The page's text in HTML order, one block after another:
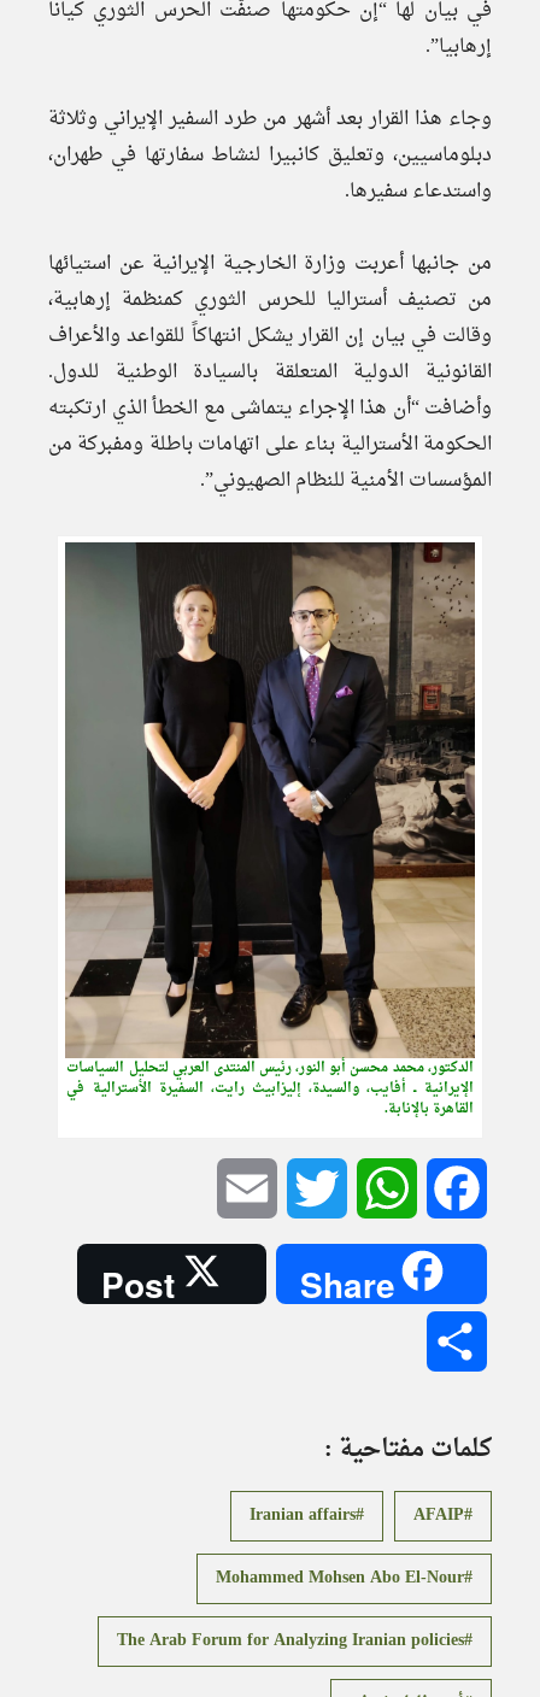
في بيان لها “إن حكومتها صنفّت الحرس الثوري كيانا
إرهابيا”.
وجاء هذا القرار بعد أشهر من طرد السفير الإيراني وثلاثة
دبلوماسيين، وتعليق كانبيرا لنشاط سفارتها في طهران،
واستدعاء سفيرها.
من جانبها أعربت وزارة الخارجية الإيرانية عن استيائها
من تصنيف أستراليا للحرس الثوري كمنظمة إرهابية،
وقالت في بيان إن القرار يشكل انتهاكاً للقواعد والأعراف
القانونية الدولية المتعلقة بالسيادة الوطنية للدول.
وأضافت “أن هذا الإجراء يتماشى مع الخطأ الذي ارتكبته
الحكومة الأسترالية بناء على اتهامات باطلة ومفبركة من
المؤسسات الأمنية للنظام الصهيوني”.
الدكتور، محمد محسن أبو النور، رئيس المنتدى العربي لتحليل السياسات
الإيرانية ــ أفايب، والسيدة، إليزابيث رايت، السفيرة الأسترالية في
القاهرة بالإنابة.
Facebook
WhatsApp
Twitter
Share
Post
كلمات مفتاحية :
AFAIP
Iranian affairs
Mohammed Mohsen Abo El-Nour
The Arab Forum for Analyzing Iranian policies